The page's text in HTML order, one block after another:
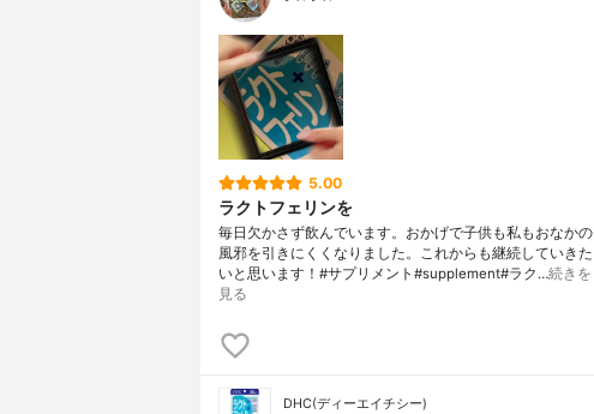
5.00
ラクトフェリンを
毎日欠かさず飲んでいます。おかげで子供も私もおなかの
風邪を引きにくくなりました。これからも継続していきた
いと思います！#サプリメント#supplement#ラク…続きを
見る
DHC(ディーエイチシー)